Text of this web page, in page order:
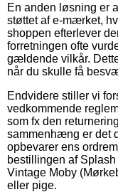
En anden løsning er
støttet af e-mærket,
shoppen efterlever
forretningen ofte
gældende vilkår.
når du skulle få
Endvidere stiller vi
vedkommende
som fx den
sammenhæng er det
opbevarer ens
bestillingen af
Vintage Moby
eller pige.